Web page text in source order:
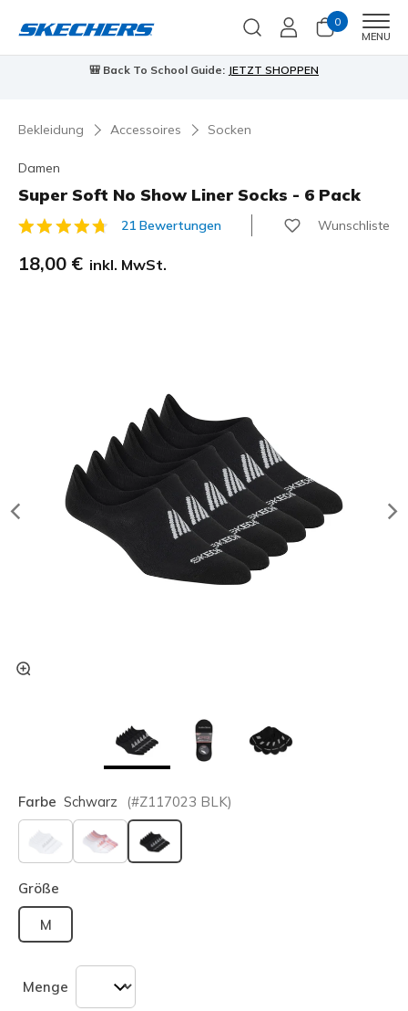
0
MENU
⭐Skechers VIP:45 Tage kostenlose Rückgabe für
Bekleidung Accessoires Socken
Damen
Super Soft No Show Liner Socks - 6 Pack
5 von 5 Kundenbewertungen
21 Bewertungen Wunschliste
18,00 € inkl. MwSt.
Farbe Schwarz (#Z117023 BLK)
ausgewählt
Größe
M
Menge